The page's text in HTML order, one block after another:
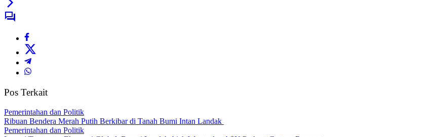
Pos Terkait
Pemerintahan dan Politik
Ribuan Bendera Merah Putih Berkibar di Tanah Bumi Intan Landak
Pemerintahan dan Politik